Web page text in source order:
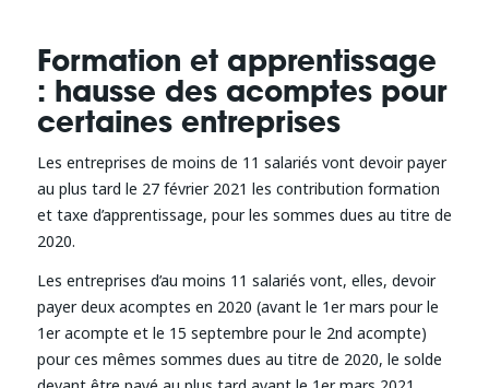
Formation et apprentissage
: hausse des acomptes pour
certaines entreprises
Les entreprises de moins de 11 salariés vont devoir payer
au plus tard le 27 février 2021 les contribution formation
et taxe d’apprentissage, pour les sommes dues au titre de
2020.
Les entreprises d’au moins 11 salariés vont, elles, devoir
payer deux acomptes en 2020 (avant le 1er mars pour le
1er acompte et le 15 septembre pour le 2nd acompte)
pour ces mêmes sommes dues au titre de 2020, le solde